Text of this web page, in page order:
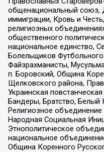
общенациональный союз,
иммиграции, Кровь и
религиозных
общественного
национальное единство,
Болельщиков
Файзрахманисты,
п. Боровский, Община
Щелковского района,
Украинская
Бандеры, Братство, Белый
Религиозное объединение
Народная Социальная
Этнополитическое
национальное
Община Коренного